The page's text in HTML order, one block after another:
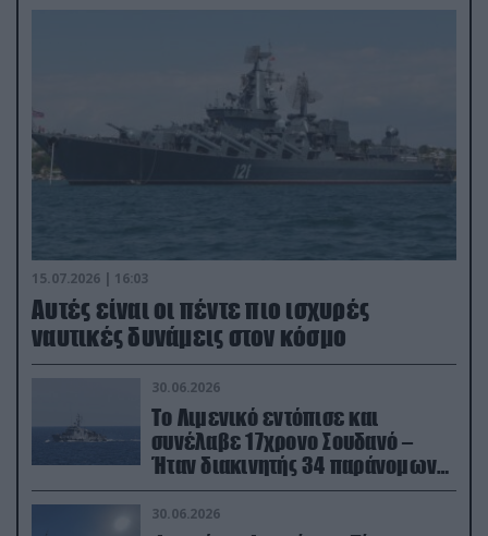
15.07.2026 | 16:03
Aυτές είναι οι πέντε πιο ισχυρές
ναυτικές δυνάμεις στον κόσμο
30.06.2026
Το Λιμενικό εντόπισε και
συνέλαβε 17χρονο Σουδανό –
Ήταν διακινητής 34 παράνομων
μεταναστών
30.06.2026